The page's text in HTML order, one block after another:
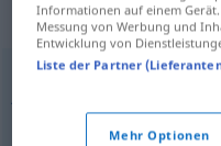
Synonyme
chancear,
Informationen auf einem
Messung von Werbung und
Entwicklung von
Liste der Partner
Mehr Optionen